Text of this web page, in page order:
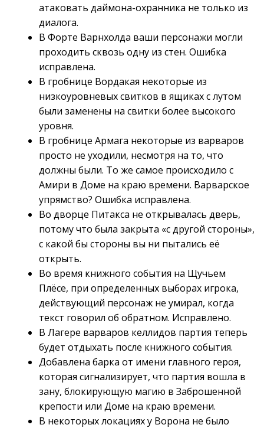
атаковать даймона-охранника не только из
диалога.
В Форте Варнхолда ваши персонажи могли
проходить сквозь одну из стен. Ошибка
исправлена.
В гробнице Вордакая некоторые из
низкоуровневых свитков в ящиках с лутом
были заменены на свитки более высокого
уровня.
В гробнице Армага некоторые из варваров
просто не уходили, несмотря на то, что
должны были. То же самое происходило с
Амири в Доме на краю времени. Варварское
упрямство? Ошибка исправлена.
Во дворце Питакса не открывалась дверь,
потому что была закрыта «с другой стороны»,
с какой бы стороны вы ни пытались её
открыть.
Во время книжного события на Щучьем
Плёсе, при определенных выборах игрока,
действующий персонаж не умирал, когда
текст говорил об обратном. Исправлено.
В Лагере варваров келлидов партия теперь
будет отдыхать после книжного события.
Добавлена барка от имени главного героя,
которая сигнализирует, что партия вошла в
зану, блокирующую магию в Заброшенной
крепости или Доме на краю времени.
В некоторых локациях у Ворона не было